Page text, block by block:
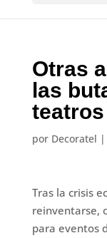
Otras
las
por Decoratel |
Tras la crisis
reinventarse,
para eventos